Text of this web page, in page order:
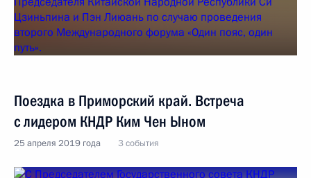
Поездка в Приморский край. Встреча
с лидером КНДР Ким Чен Ыном
25 апреля 2019 года 3 события